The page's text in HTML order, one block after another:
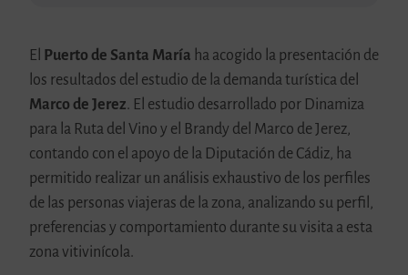
El Puerto de Santa María ha acogido la presentación de
los resultados del estudio de la demanda turística del
Marco de Jerez. El estudio desarrollado por Dinamiza
para la Ruta del Vino y el Brandy del Marco de Jerez,
contando con el apoyo de la Diputación de Cádiz, ha
permitido realizar un análisis exhaustivo de los perfiles
de las personas viajeras de la zona, analizando su perfil,
preferencias y comportamiento durante su visita a esta
zona vitivinícola.